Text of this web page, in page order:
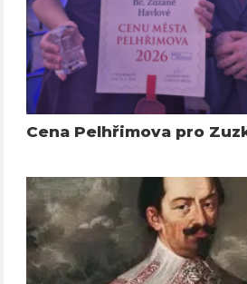
Cena Pelhřimova pro